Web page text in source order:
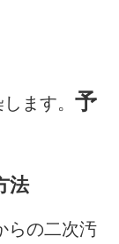
ます。 予
法
らの二次汚